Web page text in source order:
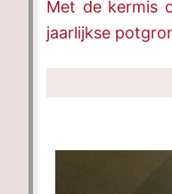
Met de kermis
jaarlijkse